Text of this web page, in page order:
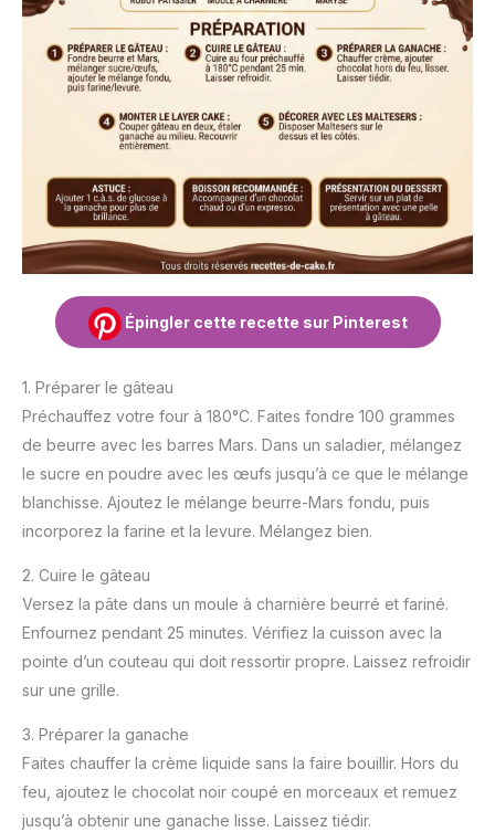
Épingler cette recette sur Pinterest
1. Préparer le gâteau
Préchauffez votre four à 180°C. Faites fondre 100 grammes
de beurre avec les barres Mars. Dans un saladier, mélangez
le sucre en poudre avec les œufs jusqu’à ce que le mélange
blanchisse. Ajoutez le mélange beurre-Mars fondu, puis
incorporez la farine et la levure. Mélangez bien.
2. Cuire le gâteau
Versez la pâte dans un moule à charnière beurré et fariné.
Enfournez pendant 25 minutes. Vérifiez la cuisson avec la
pointe d’un couteau qui doit ressortir propre. Laissez refroidir
sur une grille.
3. Préparer la ganache
Faites chauffer la crème liquide sans la faire bouillir. Hors du
feu, ajoutez le chocolat noir coupé en morceaux et remuez
jusqu’à obtenir une ganache lisse. Laissez tiédir.